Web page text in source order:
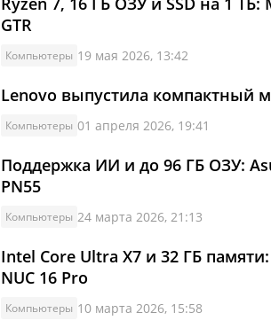
GTR
Компьютеры 19 мая 2026, 13:42
Lenovo выпустила компактный
Компьютеры 01 апреля 2026, 19:41
Поддержка ИИ и до 96 ГБ ОЗУ:
PN55
Компьютеры 24 марта 2026, 21:13
Intel Core Ultra X7 и 32 ГБ
NUC 16 Pro
Компьютеры 10 марта 2026, 15:58